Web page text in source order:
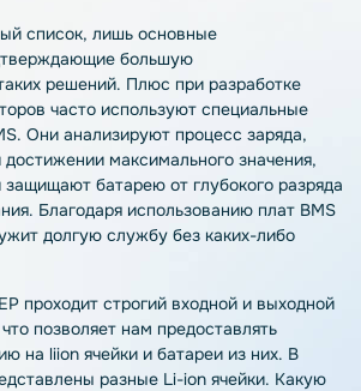
список, лишь основные
большую
решений. Плюс при разработке
часто используют специальные
Они анализируют процесс заряда,
максимального значения,
защищают батарею от глубокого разряда
Благодаря использованию плат BMS
долгую службу без каких-либо
проходит строгий входной и выходной
позволяет нам предоставлять
на liion ячейки и батареи из них. В
разные Li-ion ячейки. Какую